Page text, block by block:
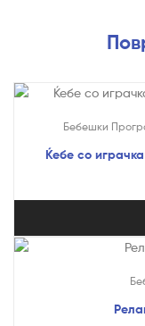
Бебешки
Ќебе со